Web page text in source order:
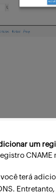
um
CNAME
terá